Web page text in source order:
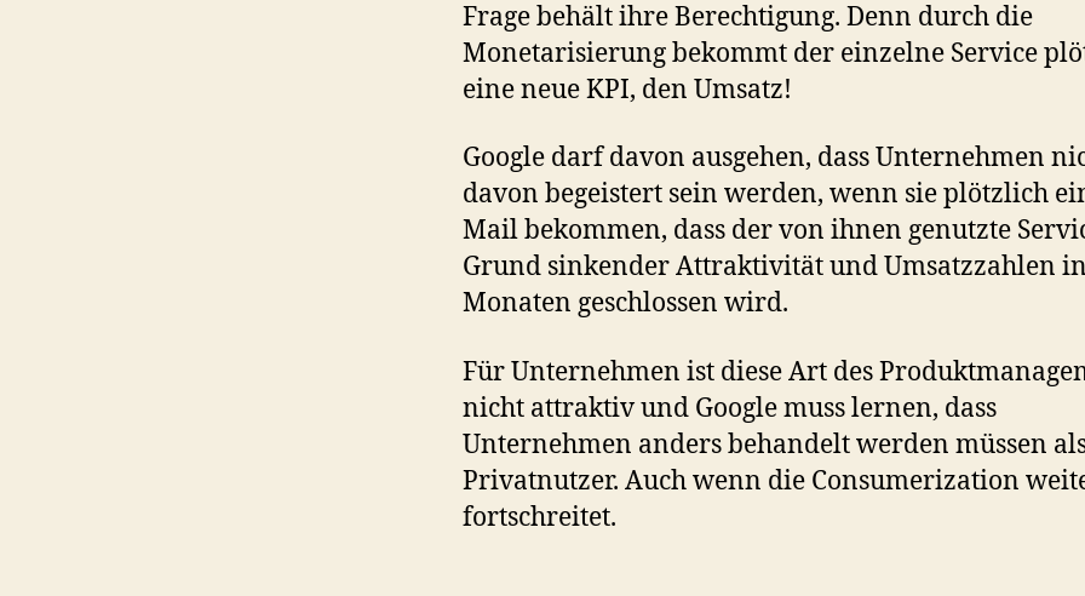
Frage behält ihre Berechtigung. Denn durch die
Monetarisierung bekommt der einzelne Service
eine neue KPI, den Umsatz!
Google darf davon ausgehen, dass Unternehmen
davon begeistert sein werden, wenn sie plötzlich
Mail bekommen, dass der von ihnen genutzte
Grund sinkender Attraktivität und Umsatzzahlen
Monaten geschlossen wird.
Für Unternehmen ist diese Art des
nicht attraktiv und Google muss lernen, dass
Unternehmen anders behandelt werden müssen
Privatnutzer. Auch wenn die Consumerization
fortschreitet.